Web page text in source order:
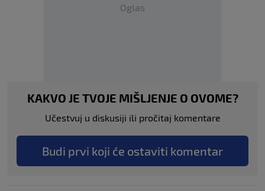
Oglas
KAKVO JE TVOJE MIŠLJENJE O OVOME?
Učestvuj u diskusiji ili pročitaj komentare
Budi prvi koji će ostaviti komentar